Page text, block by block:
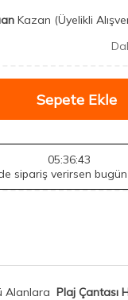
Kazan (Üyelikli
Sepete Ekle
05:36:41
sipariş verirsen
Alanlara Plaj Çantası